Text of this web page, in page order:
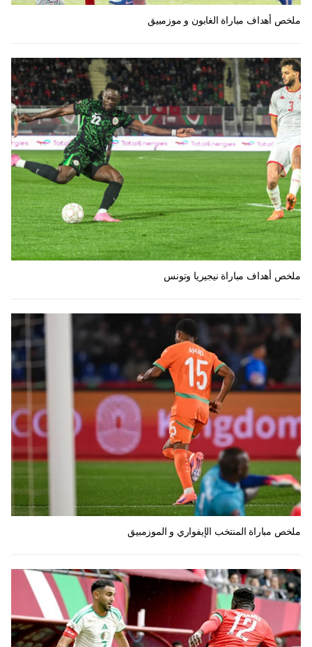
ملخص أهداف مباراة الغابون و موزمبيق
ملخص أهداف مباراة نيجيريا وتونس
ملخص مباراة المنتخب الإيفواري و الموزمبيق